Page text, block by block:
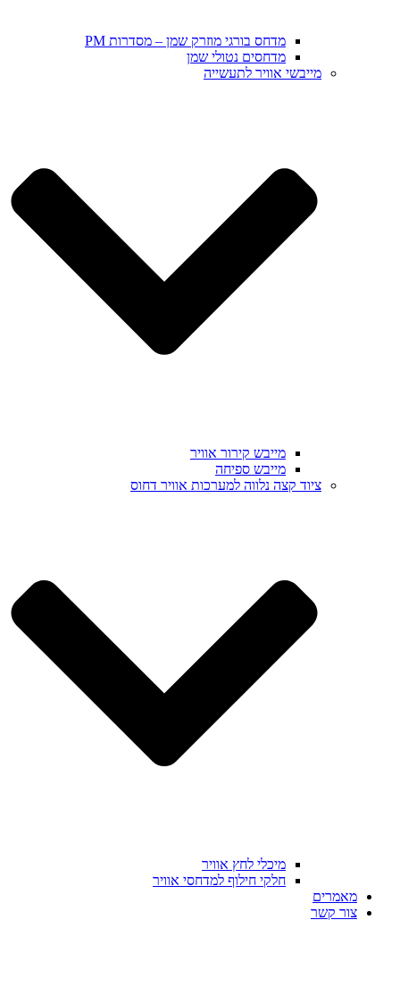
מדחס בורגי מוזרק שמן – מסדרות PM
מדחסים נטולי שמן
מייבשי אוויר לתעשייה
מייבש קירור אוויר
מייבש ספיחה
ציוד קצה נלווה למערכות אוויר דחוס
מיכלי לחץ אוויר
חלקי חילוף למדחסי אוויר
מאמרים
צור קשר